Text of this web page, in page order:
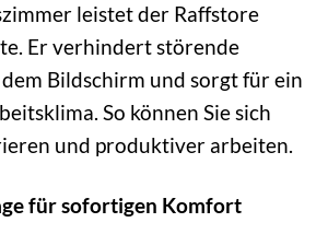
leistet der Raffstore
Er verhindert störende
Bildschirm und sorgt für ein
So können Sie sich
und produktiver arbeiten.
für sofortigen Komfort